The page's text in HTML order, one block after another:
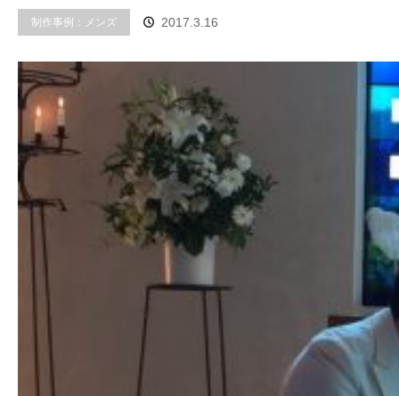
制作事例：メンズ 2017.3.16